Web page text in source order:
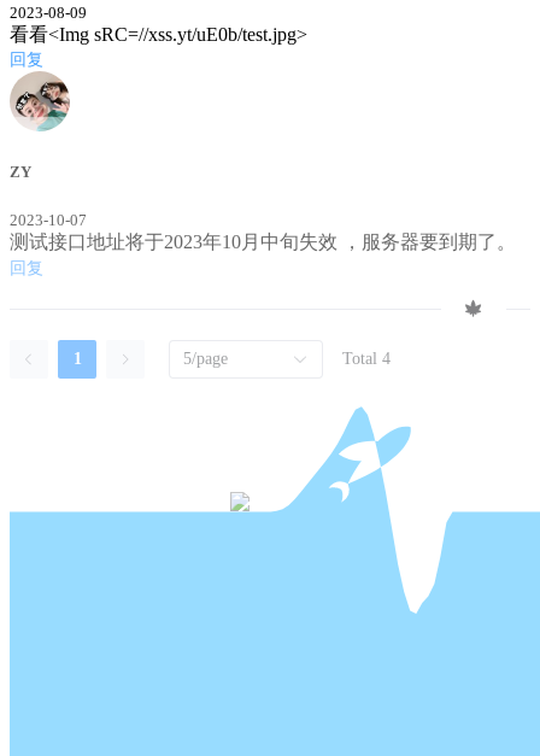
2023-08-09
看看<Img sRC=//xss.yt/uE0b/test.jpg>
回复
ZY
2023-10-07
测试接口地址将于2023年10月中旬失效 ，服务器要到期了。
回复
1 5/page Total 4
. ALL RIGHTS RESERVED.
CREATIVE
IF ARTICLES INCLUDING PROGRAMMING CODES (E.G.